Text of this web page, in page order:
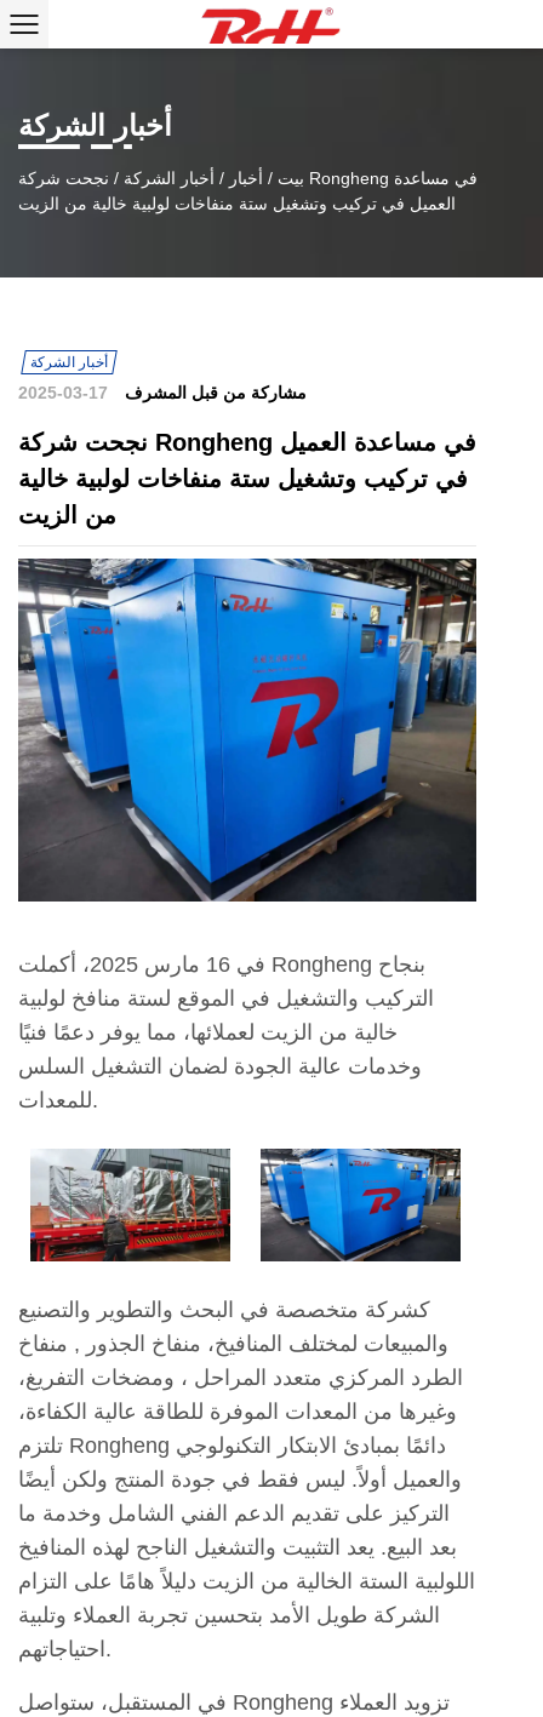
أخبار الشركة
بيت / أخبار / أخبار الشركة / نجحت شركة Rongheng في مساعدة
العميل في تركيب وتشغيل ستة منفاخات لولبية خالية من الزيت
أخبار الشركة
2025-03-17 مشاركة من قبل المشرف
نجحت شركة Rongheng في مساعدة العميل
في تركيب وتشغيل ستة منفاخات لولبية خالية
من الزيت
في 16 مارس 2025، أكملت Rongheng بنجاح
التركيب والتشغيل في الموقع لستة منافخ لولبية
خالية من الزيت لعملائها، مما يوفر دعمًا فنيًا
وخدمات عالية الجودة لضمان التشغيل السلس
للمعدات.
كشركة متخصصة في البحث والتطوير والتصنيع
والمبيعات لمختلف المنافيخ، منفاخ الجذور , منفاخ
الطرد المركزي متعدد المراحل ، ومضخات التفريغ،
وغيرها من المعدات الموفرة للطاقة عالية الكفاءة،
تلتزم Rongheng دائمًا بمبادئ الابتكار التكنولوجي
والعميل أولاً. ليس فقط في جودة المنتج ولكن أيضًا
التركيز على تقديم الدعم الفني الشامل وخدمة ما
بعد البيع. يعد التثبيت والتشغيل الناجح لهذه المنافيخ
اللولبية الستة الخالية من الزيت دليلاً هامًا على التزام
الشركة طويل الأمد بتحسين تجربة العملاء وتلبية
احتياجاتهم.
في المستقبل، ستواصل Rongheng تزويد العملاء